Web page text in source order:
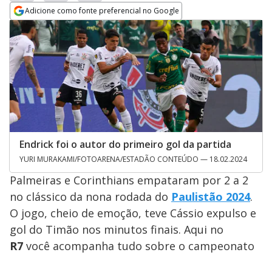
Adicione como fonte preferencial no Google
Opens in new window
Endrick foi o autor do primeiro gol da partida
YURI MURAKAMI/FOTOARENA/ESTADÃO CONTEÚDO — 18.02.2024
Palmeiras e Corinthians empataram por 2 a 2
no clássico da nona rodada do Paulistão 2024.
O jogo, cheio de emoção, teve Cássio expulso e
gol do Timão nos minutos finais. Aqui no
R7 você acompanha tudo sobre o campeonato